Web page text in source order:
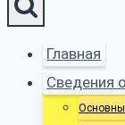
Главная
Сведения